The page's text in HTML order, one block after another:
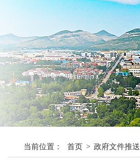
当前位置： 首页 > 政府文件推送